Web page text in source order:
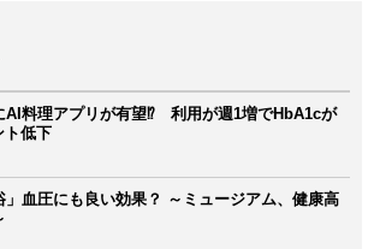
AI料理アプリが有望⁉ 利用が週1増でHbA1cが
ト低下
」血圧にも良い効果？ ～ミュージアム、健康高